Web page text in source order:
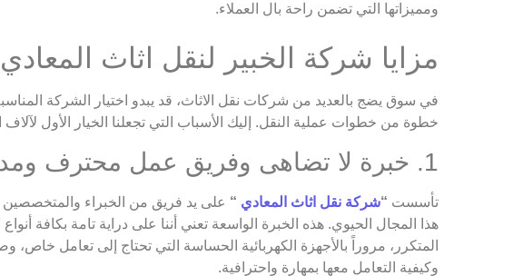
ومميزاتها التي تضمن راحة بال العملاء.
مزايا شركة الخبير لنقل اثاث المعادي
في سوق يضج بالعديد من شركات نقل الاثاث، قد يبدو اختيار الشركة
خطوة من خطوات عملية النقل. إليك الأسباب التي تجعلنا الخيار الأول
1. خبرة لا تضاهى وفريق عمل محترف ومدرب
تأسست “شركة نقل اثاث المعادي “ على يد فريق من الخبراء والمتخصصين
هذا المجال الحيوي. هذه الخبرة الواسعة تعني أننا على دراية تامة بكافة
المتكرر، مروراً بالأجهزة الكهربائية الحساسة التي تحتاج إلى تعامل
وكيفية التعامل معها بمهارة واحترافية.